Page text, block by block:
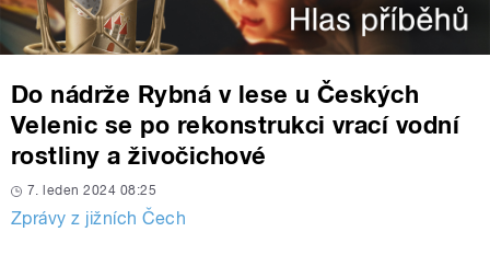
Do nádrže Rybná v lese u Českých
Velenic se po rekonstrukci vrací vodní
rostliny a živočichové
7. leden 2024 08:25
Zprávy z jižních Čech